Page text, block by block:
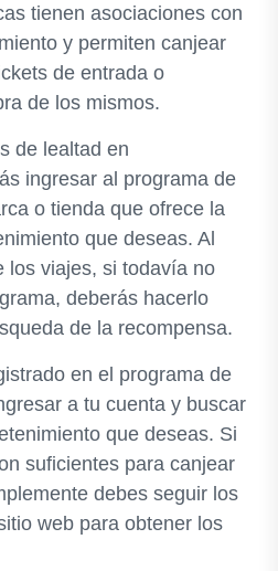
tienen asociaciones con
y permiten canjear
de entrada o
de los mismos.
de lealtad en
ingresar al programa de
o tienda que ofrece la
que deseas. Al
los viajes, si todavía no
deberás hacerlo
de la recompensa.
en el programa de
a tu cuenta y buscar
que deseas. Si
suficientes para canjear
debes seguir los
web para obtener los